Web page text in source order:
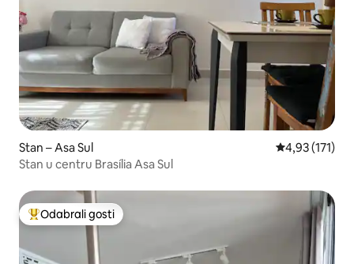
Stan – Asa Sul Prosječna
4,93 (171)
Stan u centru Brasília Asa Sul
Među najviše rangiranima s oznakom „Odabrali gosti”
Odabrali gosti